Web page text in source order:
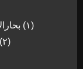
(۱) بحارالانوار، علامه مجلسی، ج ۴۶، ص ۴۸
(۲) الارشاد، شیخ مفید، ص ۱۷۶